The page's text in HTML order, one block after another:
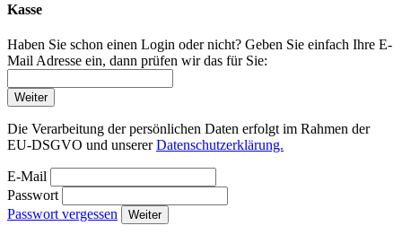
Kasse
Haben Sie schon einen Login oder nicht? Geben Sie einfach Ihre E-
Mail Adresse ein, dann prüfen wir das für Sie:
Weiter
Die Verarbeitung der persönlichen Daten erfolgt im Rahmen der
EU-DSGVO und unsererDatenschutzerklärung.
E-Mail
Passwort
Passwort vergessen
Weiter